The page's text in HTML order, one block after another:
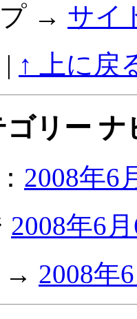
→ サイ
| ↑ 上に戻
リー ナ
2008年6
2008年6
→ 2008年